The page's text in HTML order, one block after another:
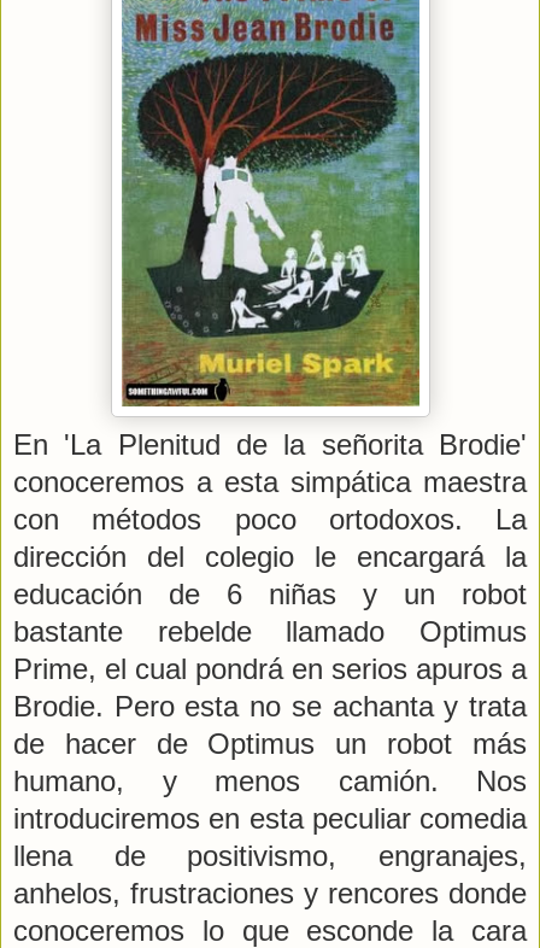
En 'La Plenitud de la señorita Brodie'
conoceremos a esta simpática maestra
con métodos poco ortodoxos. La
dirección del colegio le encargará la
educación de 6 niñas y un robot
bastante rebelde llamado Optimus
Prime, el cual pondrá en serios apuros a
Brodie. Pero esta no se achanta y trata
de hacer de Optimus un robot más
humano, y menos camión. Nos
introduciremos en esta peculiar comedia
llena de positivismo, engranajes,
anhelos, frustraciones y rencores donde
conoceremos lo que esconde la cara